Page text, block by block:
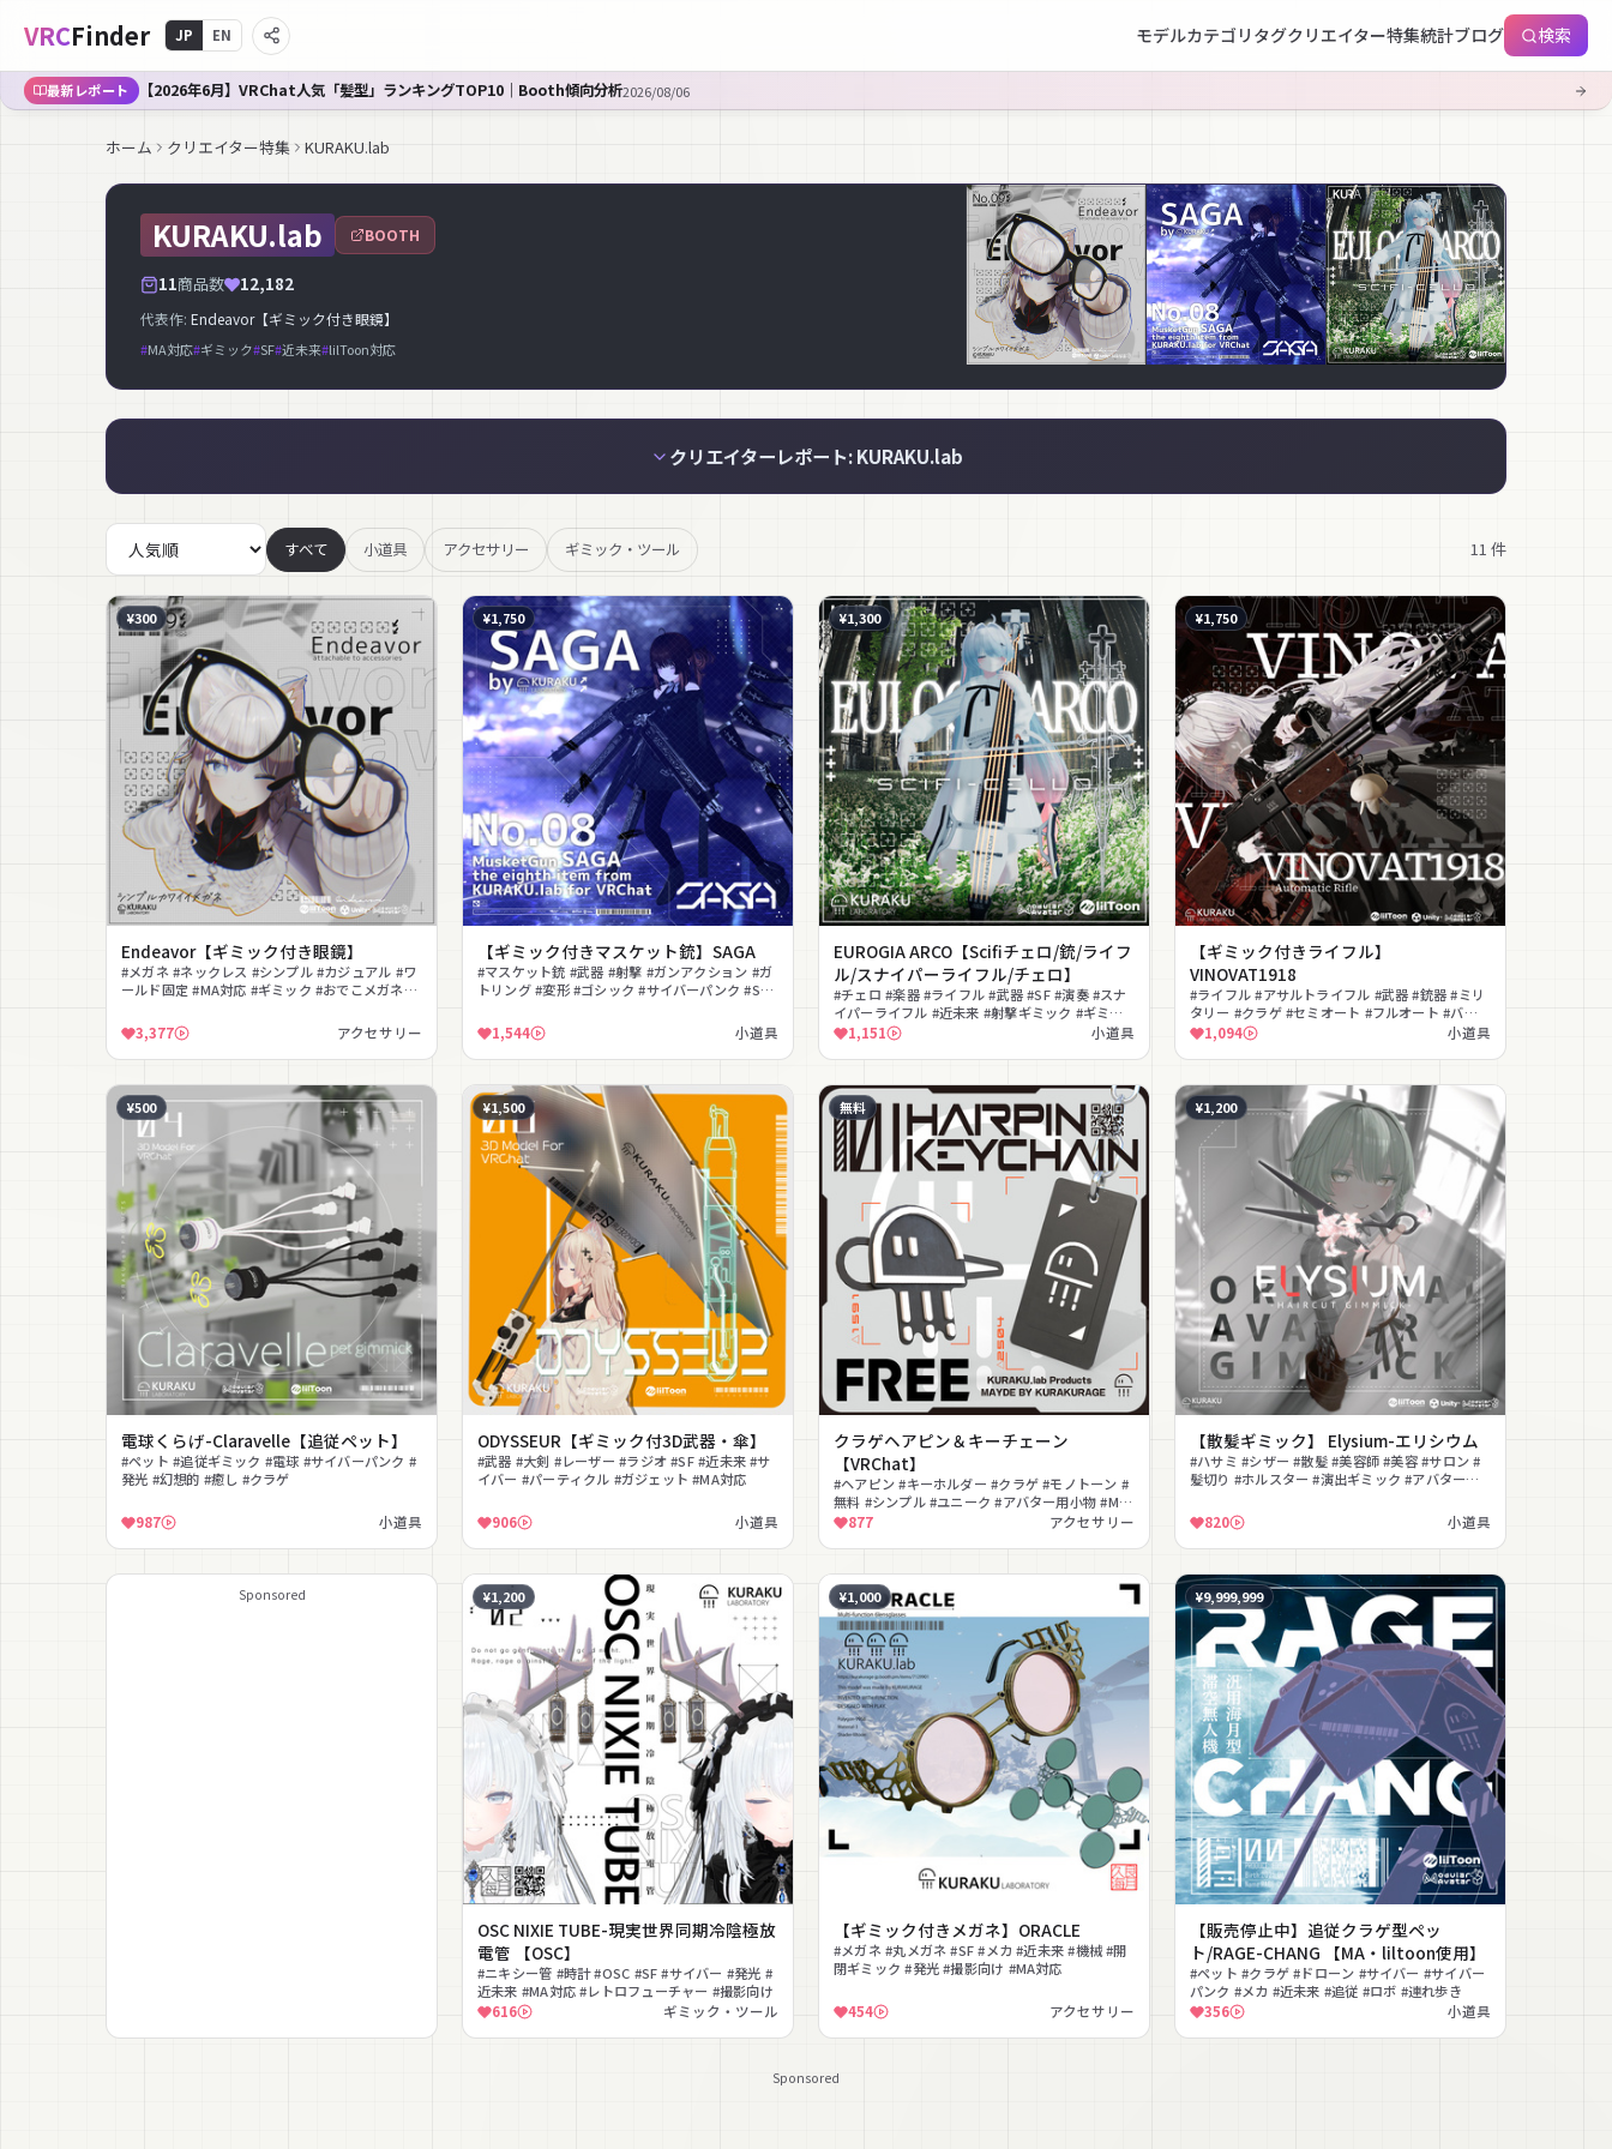
VRCFinder JP EN モデルカテゴリ タグクリエイター特集統計ブログ 検索
最新レポート 【2026年6月】VRChat人気「髪型」ランキングTOP10｜Booth傾向分析2026/08/06
ホーム クリエイター特集 KURAKU.lab
KURAKU.lab BOOTH
11商品数 12,182
代表作: Endeavor【ギミック付き眼鏡】
#MA対応#ギミック#SF#近未来#lilToon対応
クリエイターレポート: KURAKU.lab
すべて 小道具 アクセサリー ギミック・ツール 11 件
¥300
Endeavor【ギミック付き眼鏡】
#メガネ #ネックレス #シンプル #カジュアル #ワ
ールド固定 #MA対応 #ギミック #おでこメガネ
3,377
アクセサリー
¥1,750
【ギミック付きマスケット銃】SAGA
#マスケット銃 #武器 #射撃 #ガンアクション #ガ
トリング #変形 #ゴシック #サイバーパンク #SF
1,544
小道具
¥1,300
EUROGIA ARCO【Scifiチェロ/銃/ライフ
ル/スナイパーライフル/チェロ】
#チェロ #楽器 #ライフル #武器 #SF #演奏 #スナ
イパーライフル #近未来 #射撃ギミック #ギミッ
ク1,151 小道具
¥1,750
【ギミック付きライフル】
VINOVAT1918
#ライフル #アサルトライフル #武器 #銃器 #ミリ
タリー #クラゲ #セミオート #フルオート #バイ
ポッド #効果音
1,094 小道具
¥500
電球くらげ-Claravelle【追従ペット】
#ペット #追従ギミック #電球 #サイバーパンク #
発光 #幻想的 #癒し #クラゲ
987 小道具
¥1,500
ODYSSEUR【ギミック付3D武器・傘】
#武器 #大剣 #レーザー #ラジオ #SF #近未来 #サ
イバー #パーティクル #ガジェット #MA対応
906 小道具
無料
クラゲヘアピン＆キーチェーン
【VRChat】
#ヘアピン #キーホルダー #クラゲ #モノトーン #
無料 #シンプル #ユニーク #アバター用小物 #MA
対応877 アクセサリー
¥1,200
【散髪ギミック】 Elysium-エリシウム
#ハサミ #シザー #散髪 #美容師 #美容 #サロン #
髪切り #ホルスター #演出ギミック #アバター用
820
小道具
Sponsored ¥1,200
OSC NIXIE TUBE-現実世界同期冷陰極放
電管 【OSC】
#ニキシー管 #時計 #OSC #SF #サイバー #発光 #
近未来 #MA対応 #レトロフューチャー #撮影向け
616
ギミック・ツール
¥1,000
【ギミック付きメガネ】ORACLE
#メガネ #丸メガネ #SF #メカ #近未来 #機械 #開
閉ギミック #発光 #撮影向け #MA対応
454 アクセサリー
¥9,999,999
【販売停止中】追従クラゲ型ペッ
ト/RAGE-CHANG 【MA・liltoon使用】
#ペット #クラゲ #ドローン #サイバー #サイバー
パンク #メカ #近未来 #追従 #ロボ #連れ歩き
356
小道具
Sponsored